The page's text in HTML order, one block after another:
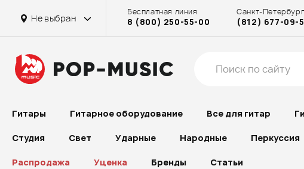
Не выбран
Бесплатная линия
8 (800) 250-55-00
Санкт-Петербург
(812) 677-09-
Гитары Гитарное оборудование Все для гитар
Студия Свет Ударные Народные Перкуссия
Распродажа Уценка Бренды Статьи